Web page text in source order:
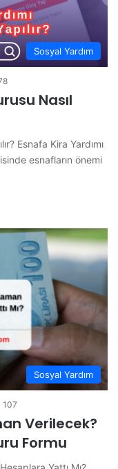
Sosyal Yardım
Nasıl
Esnafa Kira Yardımı
esnafların önemi
Sosyal Yardım
107
Verilecek?
Formu